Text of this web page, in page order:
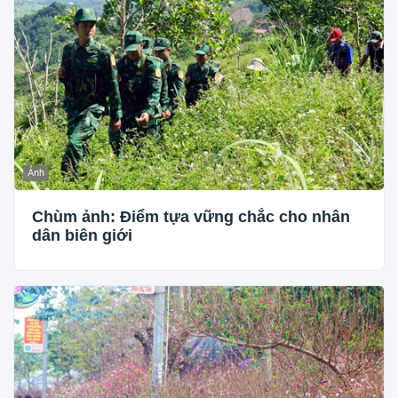
Ảnh
Chùm ảnh: Điểm tựa vững chắc cho nhân
dân biên giới